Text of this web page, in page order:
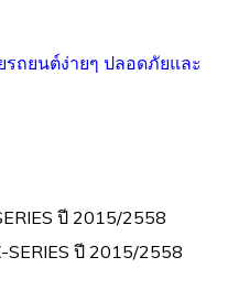
ปี 2015/2558
SERIES ปี 2015/2558